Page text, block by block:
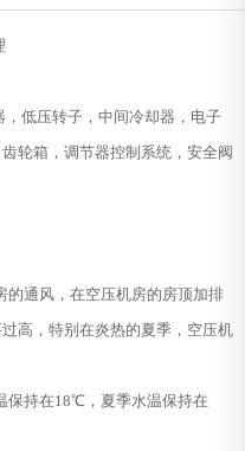
低压转子，中间冷却器，电子
轮箱，调节器控制系统，安全阀
的通风，在空压机房的房顶加排
高，特别在炎热的夏季，空压机
保持在18℃，夏季水温保持在